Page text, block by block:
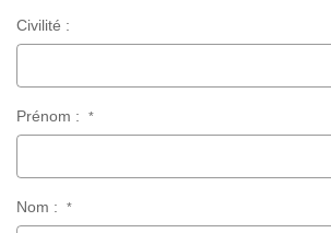
Civilité :
Prénom : *
Nom : *